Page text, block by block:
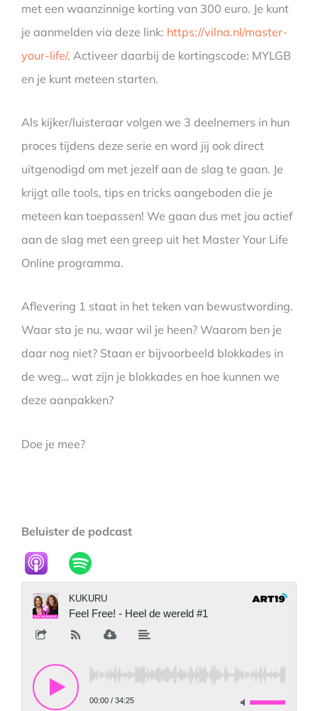
met een waanzinnige korting van 300 euro. Je kunt
je aanmelden via deze link: https://vilna.nl/master-
your-life/. Activeer daarbij de kortingscode: MYLGB
en je kunt meteen starten.
Als kijker/luisteraar volgen we 3 deelnemers in hun
proces tijdens deze serie en word jij ook direct
uitgenodigd om met jezelf aan de slag te gaan. Je
krijgt alle tools, tips en tricks aangeboden die je
meteen kan toepassen! We gaan dus met jou actief
aan de slag met een greep uit het Master Your Life
Online programma.
Aflevering 1 staat in het teken van bewustwording.
Waar sta je nu, waar wil je heen? Waarom ben je
daar nog niet? Staan er bijvoorbeeld blokkades in
de weg… wat zijn je blokkades en hoe kunnen we
deze aanpakken?
Doe je mee?
Beluister de podcast